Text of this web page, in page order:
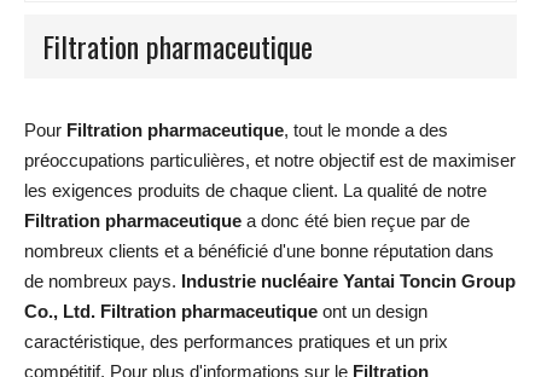
Filtration pharmaceutique
Pour Filtration pharmaceutique, tout le monde a des
préoccupations particulières, et notre objectif est de maximiser
les exigences produits de chaque client. La qualité de notre
Filtration pharmaceutique a donc été bien reçue par de
nombreux clients et a bénéficié d'une bonne réputation dans
de nombreux pays. Industrie nucléaire Yantai Toncin Group
Co., Ltd. Filtration pharmaceutique ont un design
caractéristique, des performances pratiques et un prix
compétitif. Pour plus d'informations sur le Filtration